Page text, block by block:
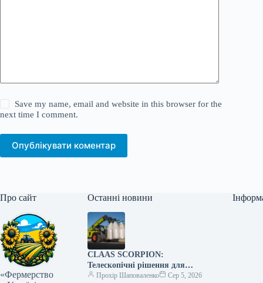
Save my name, email and website in this browser for the
next time I comment.
Опублікувати коментар
Про сайт
«Фермерство
Останні новини
CLAAS SCORPION:
Телескопічні рішення для
ефективного агрологістичного
Прохір Шаповаленко
Сер 5, 2026